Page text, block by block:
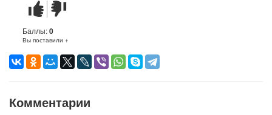
Стих
понравился
Стих
не
понравился
Баллы:0
Вы поставили +
Комментарии